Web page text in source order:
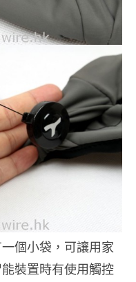
個小袋，可讓用家
裝置時有使用觸控